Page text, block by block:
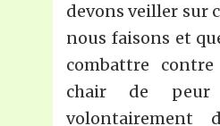
devons veiller sur
nous faisons et
combattre
chair de
volontairement